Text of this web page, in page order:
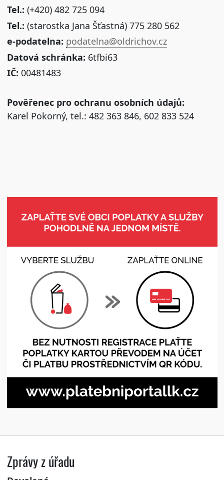
Tel.: (+420) 482 725 094
Tel.: (starostka Jana Šťastná) 775 280 562
e-podatelna: podatelna@oldrichov.cz
Datová schránka: 6tfbi63
IČ: 00481483
Pověřenec pro ochranu osobních údajů:
Karel Pokorný, tel.: 482 363 846, 602 833 524
Zprávy z úřadu